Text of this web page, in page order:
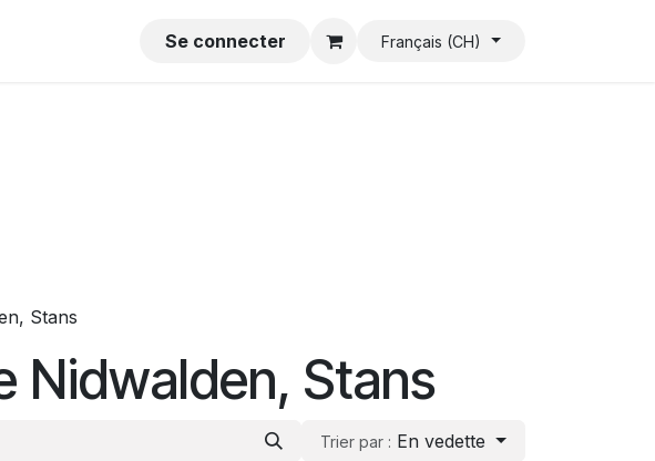
CGA Empreinte
Se connecter Français (CH)
Stans
Nidwalden, Stans
Trier par : En vedette